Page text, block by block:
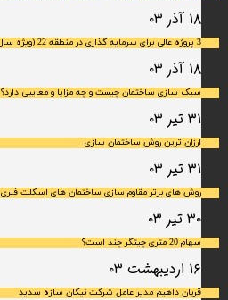
۱۸ آذر ۰۳
3 پروژه عالی برای سرمایه گذاری در منطقه 22 (ویژه سال 1403)
۱۸ آذر ۰۳
سبک سازی ساختمان چیست و چه مزایا و معایبی دارد؟
۳۱ تیر ۰۳
ارزان ترین روش ساختمان سازی
۳۱ تیر ۰۳
روش های برتر مقاوم سازی ساختمان های اسکلت فلری
۳۰ تیر ۰۳
سهام 20 متری چیتگر چند است؟
۱۶ اردیبهشت ۰۳
قربان داهیم مدیر عامل شرکت نیکان سازه سدید